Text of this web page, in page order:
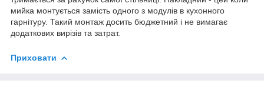
мийка монтується замість одного з модулів в кухонного
гарнітуру. Такий монтаж досить бюджетний і не вимагає
додаткових вирізів та затрат.
Приховати